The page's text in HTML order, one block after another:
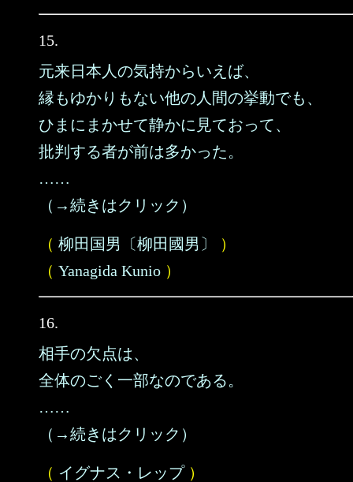
15.
元来日本人の気持からいえば、
縁もゆかりもない他の人間の挙動でも、
ひまにまかせて静かに見ておって、
批判する者が前は多かった。
……
（→続きはクリック）
（ 柳田国男〔柳田國男〕
）
（ Yanagida Kunio ）
16.
相手の欠点は、
全体のごく一部なのである。
……
（→続きはクリック）
（ イグナス・レップ）